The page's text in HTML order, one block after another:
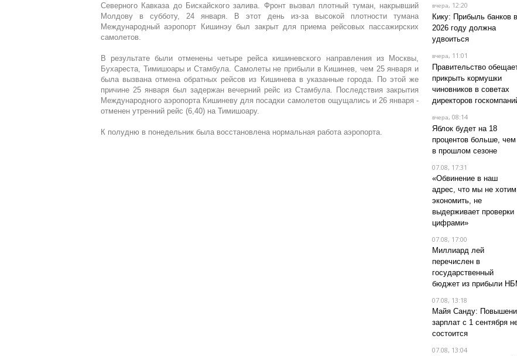
Северного Кавказа до Бискайского залива. Фронт вызвал плотный туман, накрывший
Молдову в субботу, 24 января. В этот день из-за высокой плотности тумана
Международный аэропорт Кишинэу был закрыт для приема рейсовых пассажирских
самолетов.
В результате были отменены четыре рейса кишиневского направления из Москвы,
Бухареста, Тимишоары и Стамбула. Самолеты не прибыли в Кишинев, чем 25 января и
была вызвана отмена обратных рейсов из Кишинева в указанные города. По этой же
причине 25 января был задержан вечерний рейс из Стамбула. Последствия закрытия
Международного аэропорта Кишиневу для посадки самолетов ощущались и 26 января -
отменен утренний рейс (6,40) на Тимишоару.
К полудню в понедельник была восстановлена нормальная работа аэропорта.
вчера, 12:20
Кику: Прибыль банков в
2026 году должна
удвоиться
вчера, 11:01
Правительство
прикрыть кормушки
чиновников в советах
директоров
вчера, 08:14
Яблок будет на 18
процентов больше, чем
в прошлом сезоне
07.08, 17:31
«Обвинение в наш
адрес, что мы не хотим
экономить, не
выдерживает проверки
цифрами»
07.08, 17:00
Миллиард лей
перечислен в
государственный
бюджет из прибыли
07.08, 13:18
Майя Санду:
зарплат с 1 сентября
состоится
07.08, 13:04